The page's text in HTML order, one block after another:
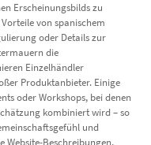
Erscheinungsbilds zu
von spanischem
oder Details zur
die
Einzelhändler
Produktanbieter. Einige
oder Workshops, bei denen
kombiniert wird – so
und
Website-Beschreibungen,